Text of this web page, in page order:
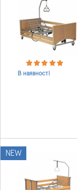
В наявності
NEW